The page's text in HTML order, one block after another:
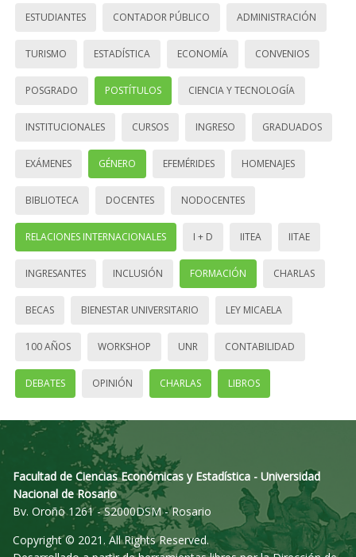
ESTUDIANTES CONTADOR PÚBLICO ADMINISTRACIÓN
TURISMO ESTADÍSTICA ECONOMÍA CONVENIOS
POSGRADO POSTÍTULOS CIENCIA Y TECNOLOGÍA
INSTITUCIONALES CURSOS INGRESO GRADUADOS
EXÁMENES GÉNERO EFEMÉRIDES HOMENAJES
BIBLIOTECA DOCENTES NODOCENTES
RELACIONES INTERNACIONALES I + D IITEA IITAE
INGRESANTES INCLUSIÓN FORMACIÓN CHARLAS
BECAS BIENESTAR UNIVERSITARIO LEY MICAELA
100 AÑOS WORKSHOP UNR CONTABILIDAD
DEBATES OPINIÓN CHARLAS LIBROS
Facultad de Ciencias Económicas y Estadística - Universidad
Nacional de Rosario
Bv. Oroño 1261 - S2000DSM - Rosario
Copyright © 2021. All Rights Reserved.